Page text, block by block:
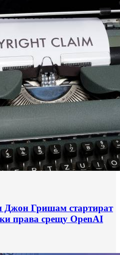
Гришам стартират
права срещу OpenAI